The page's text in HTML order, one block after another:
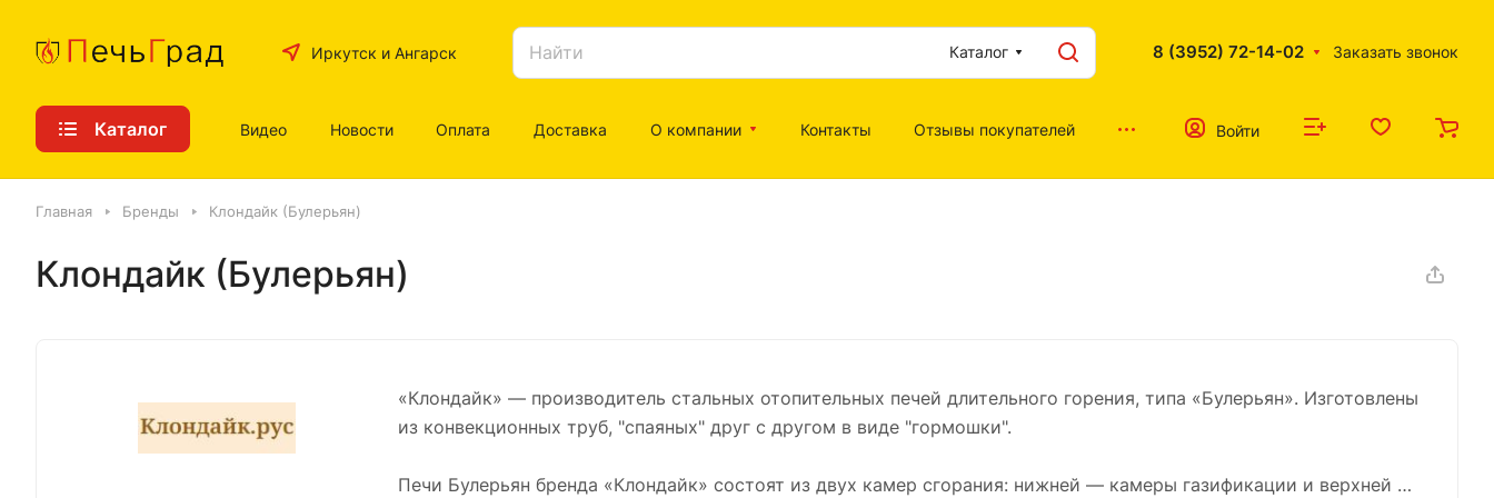
Иркутск и Ангарск Каталог 8 (3952) 72-14-02 Заказать звонок
Каталог Видео Новости Оплата Доставка О компании Контакты Отзывы покупателей Войти
Главная Бренды Клондайк (Булерьян)
Клондайк (Булерьян)
«Клондайк» — производитель стальных отопительных печей длительного горения, типа «Булерьян». Изготовлены
из конвекционных труб, "спаяных" друг с другом в виде "гормошки".
Печи Булерьян бренда «Клондайк» состоят из двух камер сгорания: нижней — камеры газификации и верхней —